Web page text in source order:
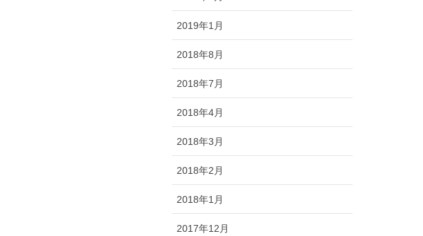
2019年1月
2018年8月
2018年7月
2018年4月
2018年3月
2018年2月
2018年1月
2017年12月